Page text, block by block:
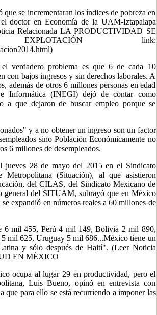
se incrementaran los índices de pobreza en
doctor en Economía de la UAM-Iztapalapa
Relacionada LA PRODUCTIVIDAD SE
link:
verdadero problema es que 6 de cada 10
con bajos ingresos y sin derechos laborales. A
además de otros 6 millones personas en edad
Informática (INEGI) dejó de contar como
a que dejaron de buscar empleo porque se
y a no obtener un ingreso son un factor
sino Población Económicamente no
6 millones de desempleados.
jueves 28 de mayo del 2015 en el Sindicato
Metropolitana (Situación), al que asistieron
del CILAS, del Sindicato Mexicano de
general del SITUAM, subrayó que en México
expandió en números reales a 60 millones de
6 mil 455, Perú 4 mil 149, Bolivia 2 mil 890,
mil 625, Uruguay 5 mil 686...México tiene un
y sólo después de Haití". (Leer Noticia
EN MÉXICO
ocupa al lugar 29 en productividad, pero el
Luis Bueno, opinó en entrevista con
para ello se está recurriendo a imponer las